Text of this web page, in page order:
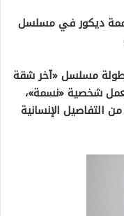
ديكور في مسلسل
بطولة مسلسل «آخر شقة
شخصية «نسمة»،
التفاصيل الإنسانية